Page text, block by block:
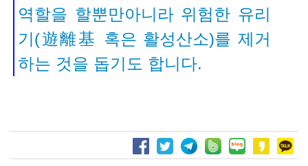
역할을 할뿐만아니라 위험한 유리
기(遊離基 혹은 활성산소)를 제거
하는 것을 돕기도 합니다.